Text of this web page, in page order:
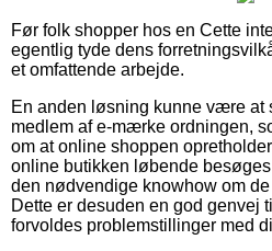
Før folk shopper hos en Cette
egentlig tyde dens
et omfattende arbejde.
En anden løsning kunne være at
medlem af e-mærke ordningen,
om at online shoppen
online butikken løbende
den nødvendige knowhow om
Dette er desuden en god genvej
forvoldes problemstillinger med